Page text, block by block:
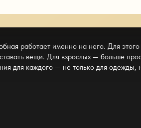
работает именно на него. Для
вещи. Для взрослых — больше
для каждого — не только для одежды,